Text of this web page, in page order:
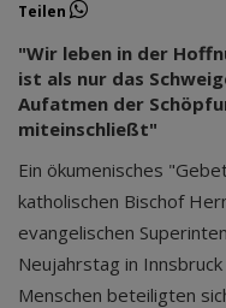
Teilen
"Wir leben in der
ist als nur das
Aufatmen der
miteinschließt"
Ein ökumenisches
katholischen Bischof
evangelischen
Neujahrstag in
Menschen beteiligten